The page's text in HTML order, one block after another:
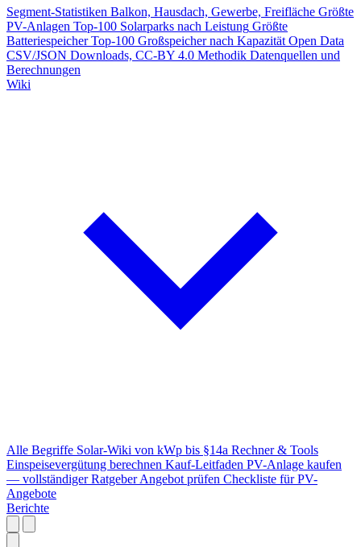
Segment-Statistiken Balkon, Hausdach, Gewerbe, Freifläche Größte
PV-Anlagen Top-100 Solarparks nach Leistung Größte
Batteriespeicher Top-100 Großspeicher nach Kapazität Open Data
CSV/JSON Downloads, CC-BY 4.0 Methodik Datenquellen und
Berechnungen
Wiki
Alle Begriffe Solar-Wiki von kWp bis §14a Rechner & Tools
Einspeisevergütung berechnen Kauf-Leitfaden PV-Anlage kaufen
— vollständiger Ratgeber Angebot prüfen Checkliste für PV-
Angebote
Berichte